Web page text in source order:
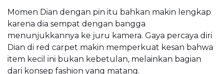
Momen Dian dengan pin itu bahkan makin lengkap
karena dia sempat dengan bangga
menunjukkannya ke juru kamera. Gaya percaya diri
Dian di red carpet makin memperkuat kesan bahwa
item kecil ini bukan kebetulan, melainkan bagian
dari konsep fashion yang matang.